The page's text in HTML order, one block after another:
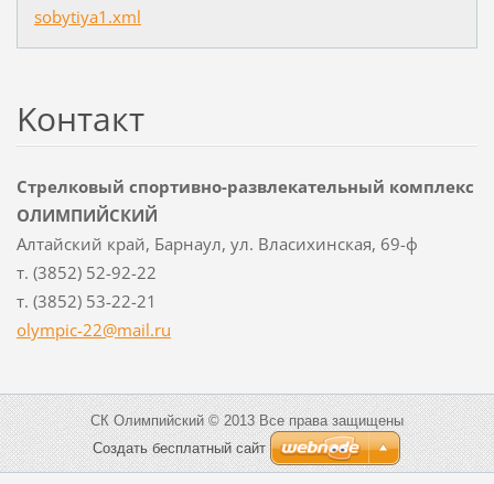
sobytiya1.xml
Koнтакт
Стрелковый спортивно-развлекательный комплекс
ОЛИМПИЙСКИЙ
Алтайский край, Барнаул, ул. Власихинская, 69-ф
т. (3852) 52-92-22
т. (3852) 53-22-21
olympic-22@mail.ru
СК Олимпийский © 2013 Все права защищены
Создать бесплатный сайт